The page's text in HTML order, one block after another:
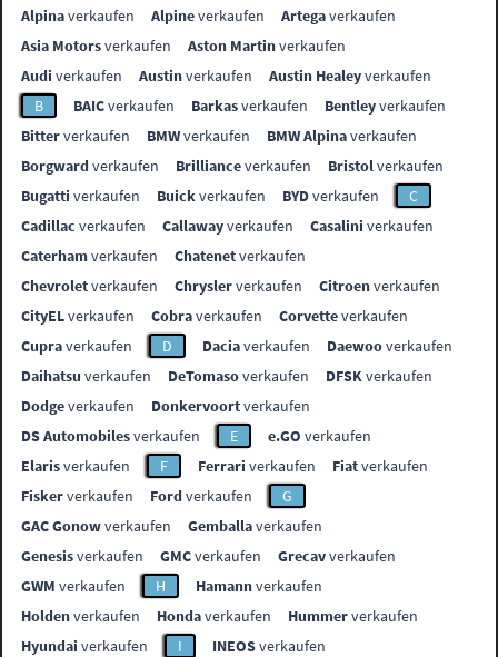
Alpinaverkaufen Alpineverkaufen Artegaverkaufen
Asia Motorsverkaufen Aston Martinverkaufen
Audi verkaufen Austinverkaufen Austin Healeyverkaufen
B
BAICverkaufen Barkasverkaufen Bentleyverkaufen
Bitterverkaufen BMWverkaufen BMW Alpinaverkaufen
Borgwardverkaufen Brillianceverkaufen Bristolverkaufen
Bugatti verkaufen Buickverkaufen BYDverkaufen
C
Cadillac verkaufen Callawayverkaufen Casalini verkaufen
Caterhamverkaufen Chatenetverkaufen
Chevroletverkaufen Chryslerverkaufen Citroenverkaufen
CityELverkaufen Cobraverkaufen Corvetteverkaufen
Cupraverkaufen D Daciaverkaufen Daewooverkaufen
Daihatsu verkaufen DeTomasoverkaufen DFSKverkaufen
Dodgeverkaufen Donkervoortverkaufen
DS Automobilesverkaufen E e.GO verkaufen
Elarisverkaufen F Ferrari verkaufen Fiatverkaufen
Fiskerverkaufen Fordverkaufen
G
GAC Gonowverkaufen Gemballaverkaufen
Genesisverkaufen GMCverkaufen Grecavverkaufen
GWM verkaufen H Hamannverkaufen
Holdenverkaufen Hondaverkaufen Hummerverkaufen
Hyundai verkaufen I INEOSverkaufen